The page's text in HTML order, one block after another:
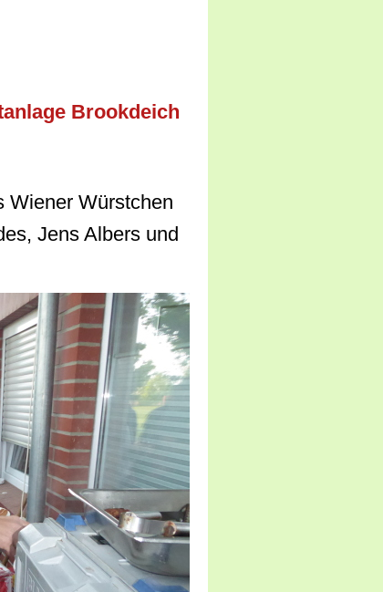
Brookdeich
Wiener Würstchen
Jens Albers und